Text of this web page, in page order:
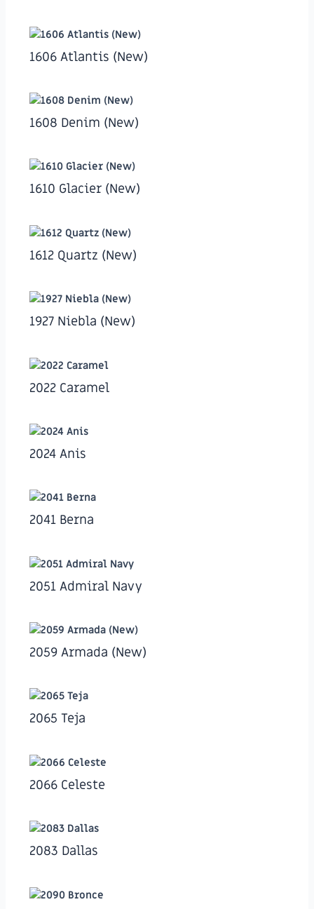
1606 Atlantis (New)
1608 Denim (New)
1610 Glacier (New)
1612 Quartz (New)
1927 Niebla (New)
2022 Caramel
2024 Anis
2041 Berna
2051 Admiral Navy
2059 Armada (New)
2065 Teja
2066 Celeste
2083 Dallas